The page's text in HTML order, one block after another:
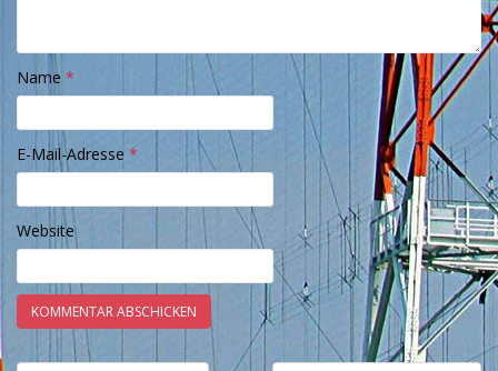
Name *
E-Mail-Adresse *
Website